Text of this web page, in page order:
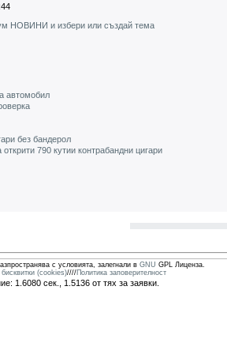
НОВИНИ и избери или създай тема
автомобил
без бандерол
790 кутии контрабандни цигари
с условията, залегнали в GNU GPL Лиценза.
(cookies)////Политика заповерителност
1.6080 сек., 1.5136 от тях за заявки.